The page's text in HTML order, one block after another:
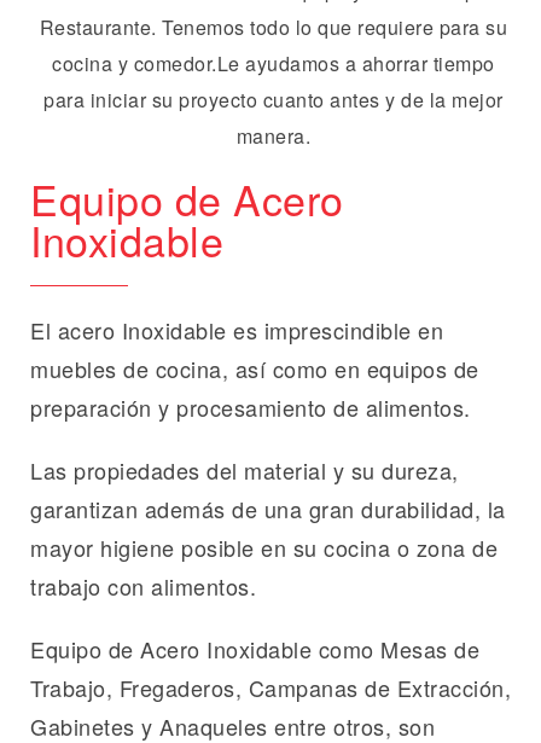
Equipo de Acero
Inoxidable
El acero Inoxidable es imprescindible en
muebles de cocina, así como en equipos de
preparación y procesamiento de alimentos.
Las propiedades del material y su dureza,
garantizan además de una gran durabilidad, la
mayor higiene posible en su cocina o zona de
trabajo con alimentos.
Equipo de Acero Inoxidable como Mesas de
Trabajo, Fregaderos, Campanas de Extracción,
Gabinetes y Anaqueles entre otros, son